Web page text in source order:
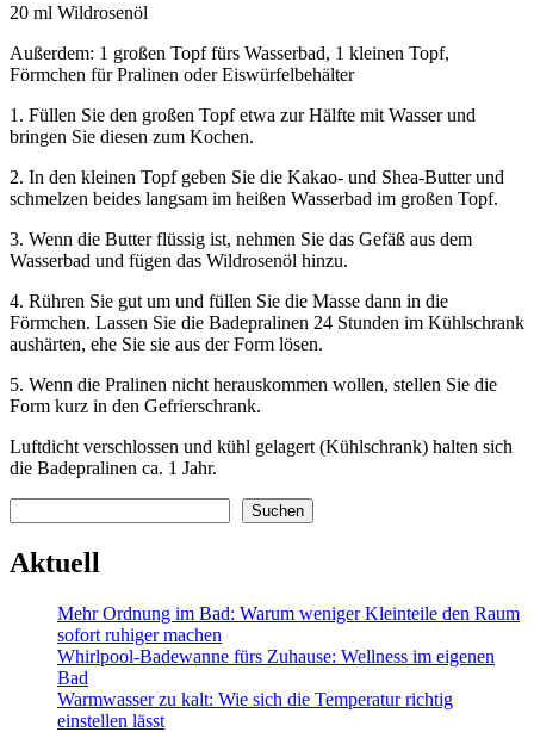
20 ml Wildrosenöl
Außerdem: 1 großen Topf fürs Wasserbad, 1 kleinen Topf,
Förmchen für Pralinen oder Eiswürfelbehälter
1. Füllen Sie den großen Topf etwa zur Hälfte mit Wasser und
bringen Sie diesen zum Kochen.
2. In den kleinen Topf geben Sie die Kakao- und Shea-Butter und
schmelzen beides langsam im heißen Wasserbad im großen Topf.
3. Wenn die Butter flüssig ist, nehmen Sie das Gefäß aus dem
Wasserbad und fügen das Wildrosenöl hinzu.
4. Rühren Sie gut um und füllen Sie die Masse dann in die
Förmchen. Lassen Sie die Badepralinen 24 Stunden im Kühlschrank
aushärten, ehe Sie sie aus der Form lösen.
5. Wenn die Pralinen nicht herauskommen wollen, stellen Sie die
Form kurz in den Gefrierschrank.
Luftdicht verschlossen und kühl gelagert (Kühlschrank) halten sich
die Badepralinen ca. 1 Jahr.
Suchen
Aktuell
Mehr Ordnung im Bad: Warum weniger Kleinteile den Raum
sofort ruhiger machen
Whirlpool-Badewanne fürs Zuhause: Wellness im eigenen
Bad
Warmwasser zu kalt: Wie sich die Temperatur richtig
einstellen lässt